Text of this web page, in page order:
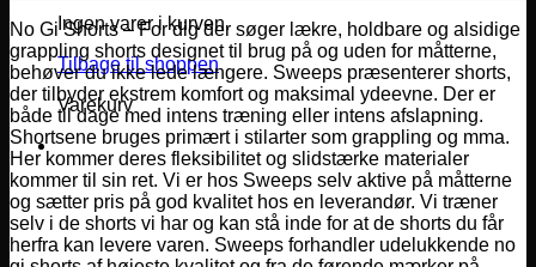
Ingen varer i kurven.
Tilbage til shoppen
Varekurv
No Gi Shorts – For dig der søger lækre, holdbare og alsidige
grappling shorts designet til brug på og uden for måtterne,
behøver du ikke lede længere. Sweeps præsenterer shorts,
der tilbyder ekstrem komfort og maksimal ydeevne. Der er
både til dage med intens træning eller intens afslapning.
Shortsene bruges primært i stilarter som grappling og mma.
Her kommer deres fleksibilitet og slidstærke materialer
kommer til sin ret. Vi er hos Sweeps selv aktive på måtterne
og sætter pris på god kvalitet hos en leverandør. Vi træner
selv i de shorts vi har og kan stå inde for at de shorts du får
herfra kan levere varen. Sweeps forhandler udelukkende no